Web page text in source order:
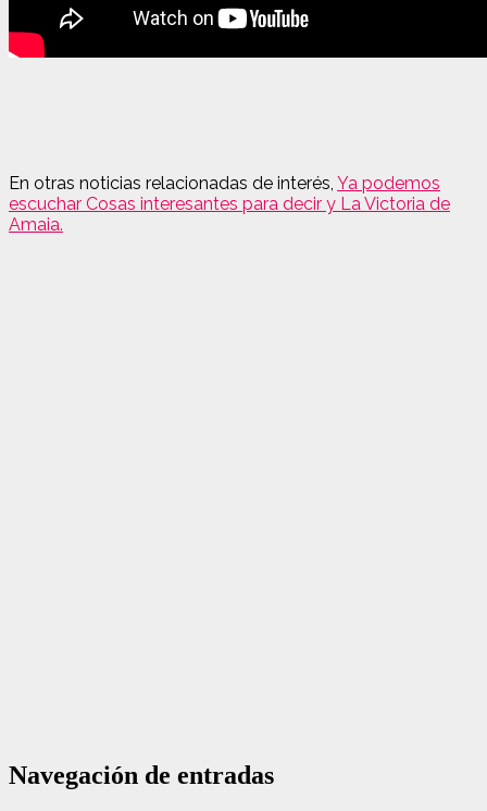
En otras noticias relacionadas de interés, Ya podemos
escuchar Cosas interesantes para decir y La Victoria de
Amaia.
Navegación de entradas